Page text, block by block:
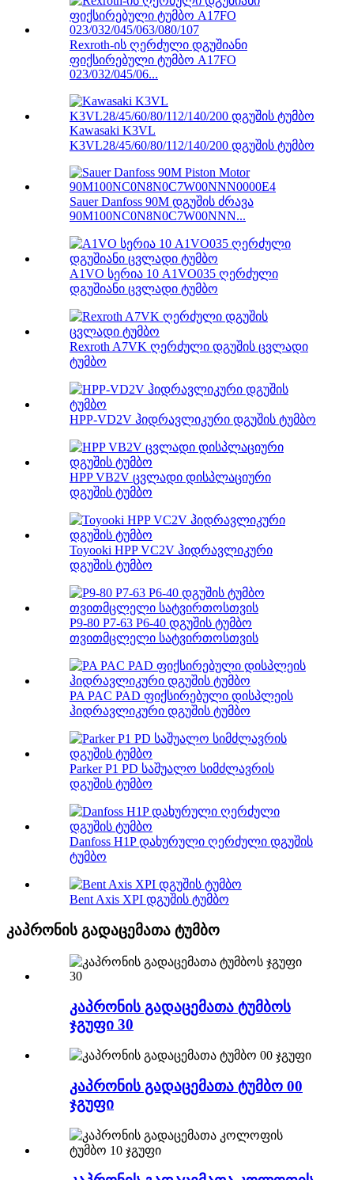
Rexroth-ის ღერძული დგუშიანი
ფიქსირებული ტუმბო A17FO
023/032/045/06...
Kawasaki K3VL
K3VL28/45/60/80/112/140/200 დგუშის ტუმბო
Sauer Danfoss 90M დგუშის ძრავა
90M100NC0N8N0C7W00NNN...
A1VO სერია 10 A1VO035 ღერძული
დგუშიანი ცვლადი ტუმბო
Rexroth A7VK ღერძული დგუშის ცვლადი
ტუმბო
HPP-VD2V ჰიდრავლიკური დგუშის ტუმბო
HPP VB2V ცვლადი დისპლაციური
დგუშის ტუმბო
Toyooki HPP VC2V ჰიდრავლიკური
დგუშის ტუმბო
P9-80 P7-63 P6-40 დგუშის ტუმბო
თვითმცლელი სატვირთოსთვის
PA PAC PAD ფიქსირებული დისპლეის
ჰიდრავლიკური დგუშის ტუმბო
Parker P1 PD საშუალო სიმძლავრის
დგუშის ტუმბო
Danfoss H1P დახურული ღერძული დგუშის
ტუმბო
Bent Axis XPI დგუშის ტუმბო
კაპრონის გადაცემათა ტუმბო
კაპრონის გადაცემათა ტუმბოს
ჯგუფი 30
კაპრონის გადაცემათა ტუმბო 00
ჯგუფი